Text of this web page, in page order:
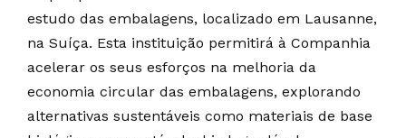
estudo das embalagens, localizado em Lausanne,
na Suíça. Esta instituição permitirá à Companhia
acelerar os seus esforços na melhoria da
economia circular das embalagens, explorando
alternativas sustentáveis como materiais de base